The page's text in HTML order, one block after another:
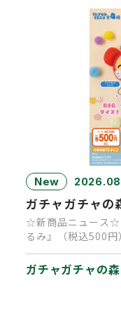
New
ガチャガチャの
☆新商品ニュース
るみ』（税込500
ガチャガチャの森